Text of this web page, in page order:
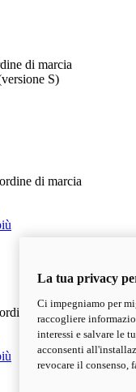
di marcia
S)
di marcia
di marcia
La tua privacy
Ci impegniamo per
raccogliere
interessi e salvare le
acconsenti
revocare il consenso,